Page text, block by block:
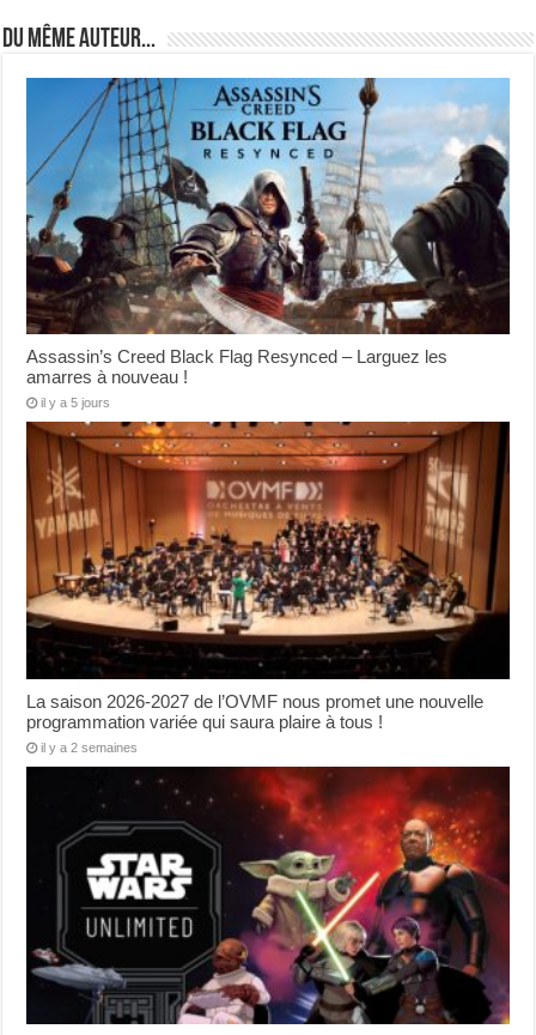
Du même auteur...
Assassin’s Creed Black Flag Resynced – Larguez les
amarres à nouveau !
il y a 5 jours
La saison 2026-2027 de l’OVMF nous promet une nouvelle
programmation variée qui saura plaire à tous !
il y a 2 semaines